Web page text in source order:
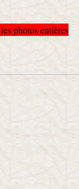
photos entières